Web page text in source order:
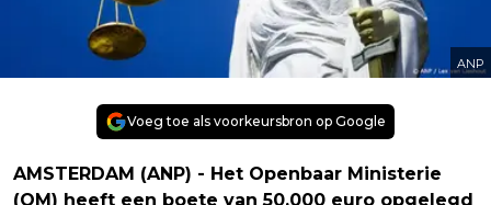
ANP
Voeg toe als voorkeursbron op Google
AMSTERDAM (ANP) - Het Openbaar Ministerie
(OM) heeft een boete van 50.000 euro opgelegd